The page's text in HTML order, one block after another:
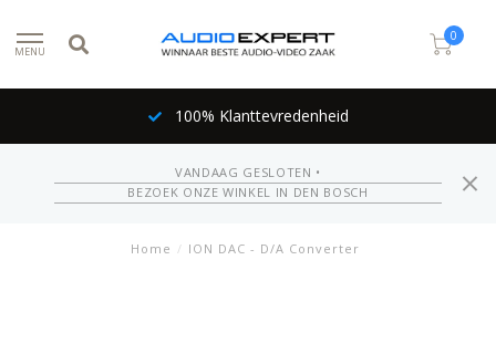
MENU
0
100% Klanttevredenheid
VANDAAG GESLOTEN •
BEZOEK ONZE WINKEL IN DEN BOSCH
Home / ION DAC - D/A Converter